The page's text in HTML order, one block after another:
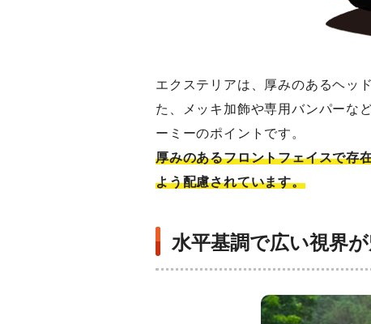
エクステリアは、厚みのあるヘッ
た、メッキ加飾や専用バンパーな
ーミーのポイントです。
厚みのあるフロントフェイスで存
よう配慮されています。
水平基調で広い視界